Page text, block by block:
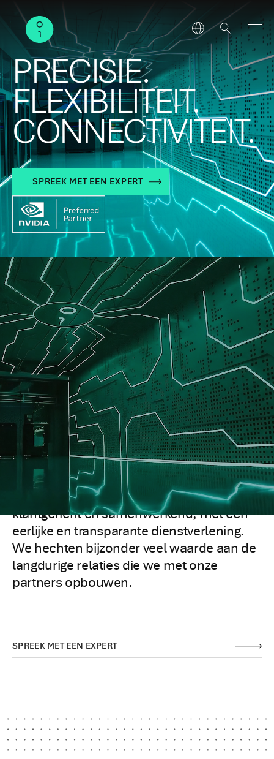
PRECISIE.
FLEXIBILITEIT.
CONNECTIVITEIT.
SPREEK MET EEN EXPERT
Wij zijn een wereldwijde
datacenteroperator die veilige, schaalbare
infrastructuur levert om de
toonaangevende ondernemingen en
innovators van de wereld te
ondersteunen.
We hebben een uitstekende reputatie als
een goed presterende, betrouwbare
dienstverlener. Onze aanpak is
klantgericht en samenwerkend, met een
eerlijke en transparante dienstverlening.
We hechten bijzonder veel waarde aan de
langdurige relaties die we met onze
partners opbouwen.
SPREEK MET EEN EXPERT